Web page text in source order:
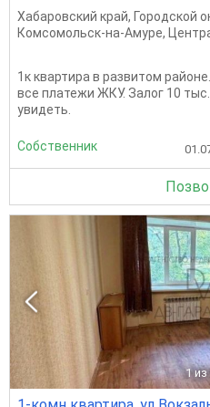
Хабаровский край, Городской
Комсомольск-на-Амуре,
1к квартира в развитом
все платежи ЖКУ. Залог 10
увидеть.
Собственник
1 из